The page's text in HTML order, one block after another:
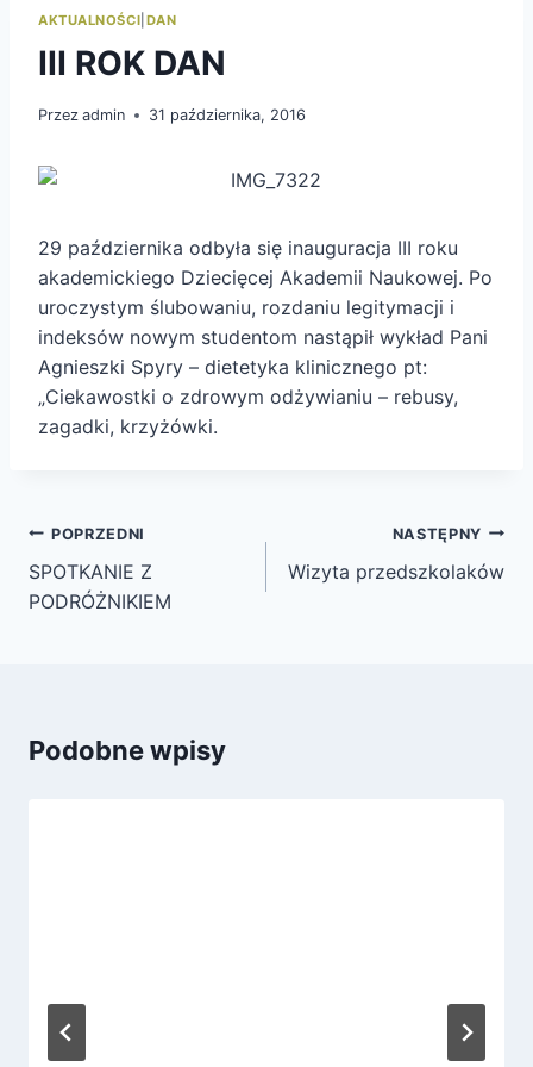
AKTUALNOŚCI DAN
III ROK DAN
Przez admin 31 października, 2016
29 października odbyła się inauguracja III roku
akademickiego Dziecięcej Akademii Naukowej. Po
uroczystym ślubowaniu, rozdaniu legitymacji i
indeksów nowym studentom nastąpił wykład Pani
Agnieszki Spyry – dietetyka klinicznego pt:
„Ciekawostki o zdrowym odżywianiu – rebusy,
zagadki, krzyżówki.
Nawigacja
wpisu
POPRZEDNI
SPOTKANIE Z
PODRÓŻNIKIEM
NASTĘPNY
Wizyta przedszkolaków
Podobne wpisy